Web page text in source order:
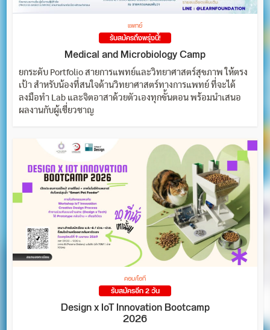
แพทย์
รับสมัครถึงพรุ่งนี้!
Medical and Microbiology Camp
ยกระดับ Portfolio สายการแพทย์และวิทยาศาสตร์สุขภาพ ให้ตรง
เป้า สำหรับน้องที่สนใจด้านวิทยาศาสตร์ทางการแพทย์ ที่จะได้
ลงมือทำ Lab และจิตอาสาด้วยตัวเองทุกขั้นตอน พร้อมนำเสนอ
ผลงานกับผู้เชี่ยวชาญ
คอม/ไอที
รับสมัครอีก 2 วัน
Design x IoT Innovation Bootcamp
2026